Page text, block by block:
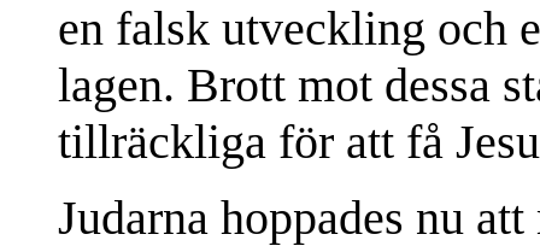
en falsk utveckling och
lagen. Brott mot dessa
tillräckliga för att få
Judarna hoppades nu